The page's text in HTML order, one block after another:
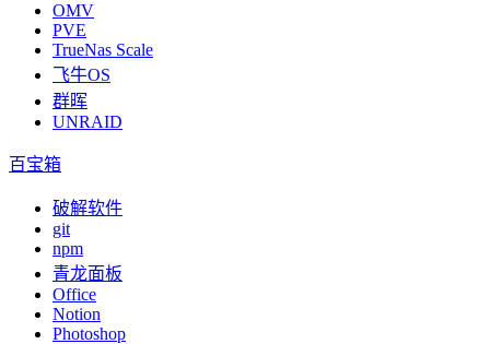
OMV
PVE
TrueNas Scale
飞牛OS
群晖
UNRAID
百宝箱
破解软件
git
npm
青龙面板
Office
Notion
Photoshop